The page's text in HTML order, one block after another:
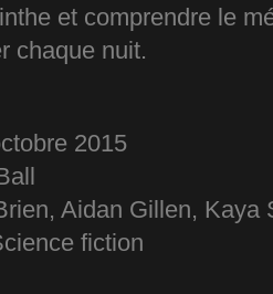
et comprendre le
chaque nuit.
2015
Aidan Gillen,
fiction